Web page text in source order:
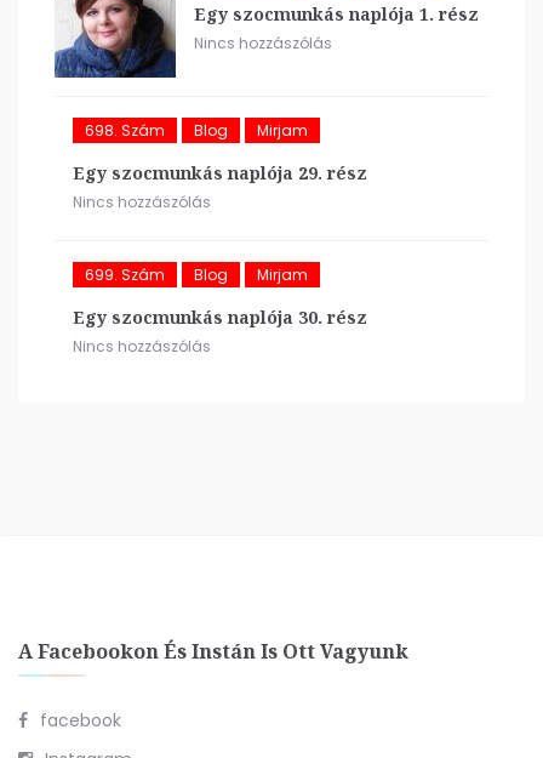
Egy szocmunkás naplója 1. rész
Nincs hozzászólás
698. Szám Blog Mirjam
Egy szocmunkás naplója 29. rész
Nincs hozzászólás
699. Szám Blog Mirjam
Egy szocmunkás naplója 30. rész
Nincs hozzászólás
A Facebookon És Instán Is Ott Vagyunk
facebook